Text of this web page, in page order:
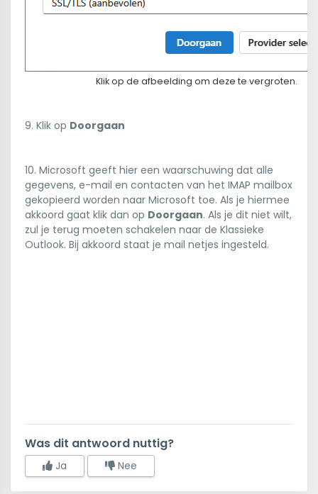
Klik op de afbeelding om deze te vergroten.
9. Klik op Doorgaan
10. Microsoft geeft hier een waarschuwing dat alle
gegevens, e-mail en contacten van het IMAP mailbox
gekopieerd worden naar Microsoft toe. Als je hiermee
akkoord gaat klik dan op Doorgaan. Als je dit niet wilt,
zul je terug moeten schakelen naar de Klassieke
Outlook. Bij akkoord staat je mail netjes ingesteld.
Was dit antwoord nuttig?
Ja Nee